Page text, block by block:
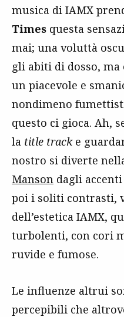
musica di IAMX
Times questa
mai; una voluttà
gli abiti di dosso, ma
un piacevole e
nondimeno
questo ci gioca. Ah,
la title tracke
nostro si diverte
Manson dagli
poi i soliti contrasti,
dell’estetica IAMX,
turbolenti, con cori
ruvide e fumose.
Le influenze altrui
percepibili che